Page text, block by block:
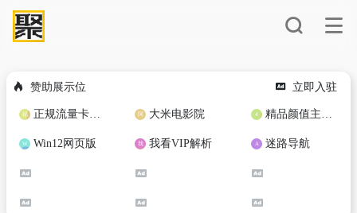
赞助展示位 立即入驻
正规流量卡免费加盟合作 大米电影院 精品颜值主播定制
Win12网页版 我看VIP解析 迷路导航